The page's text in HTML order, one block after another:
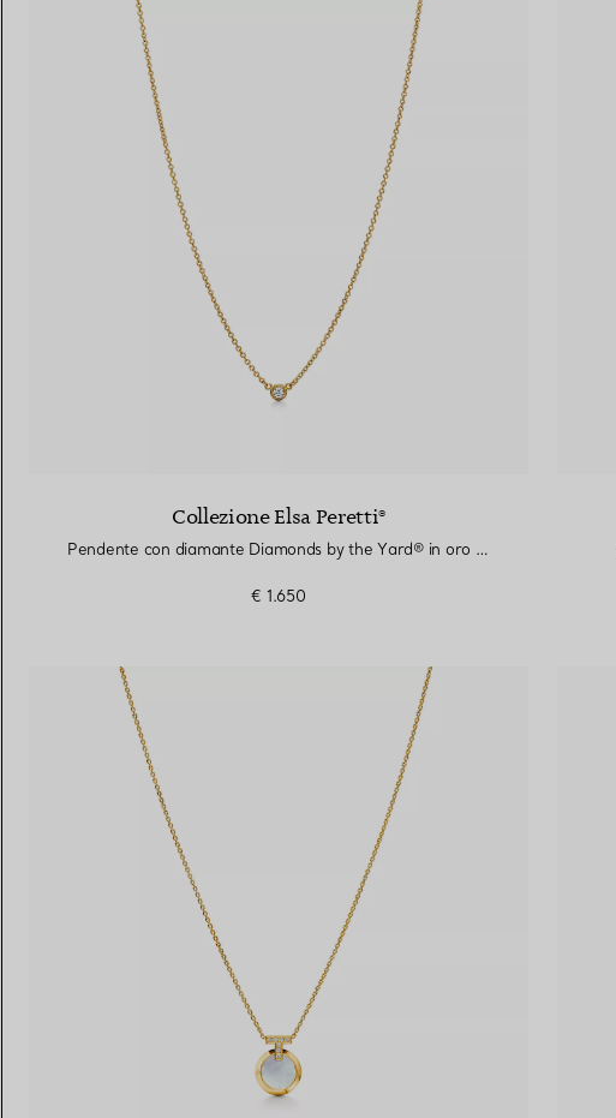
Collezione Elsa Peretti®
Pendente con diamante Diamonds by the Yard® in oro giallo
€ 1.650